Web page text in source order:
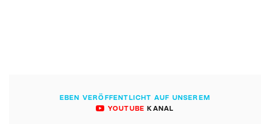
EBEN VERÖFFENTLICHT AUF UNSEREM
YOUTUBE
KANAL